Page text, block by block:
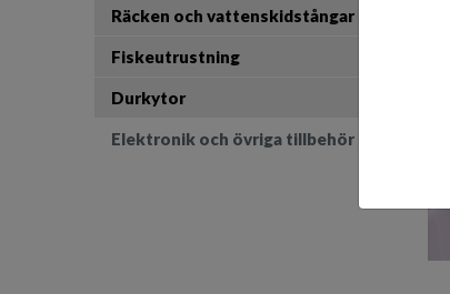
Räcken och vattenskidstångar
Fiskeutrustning
Durkytor
Elektronik och övriga tillbehör